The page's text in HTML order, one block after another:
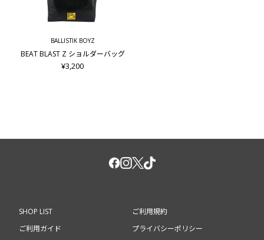
BALLISTIK BOYZ
BEAT BLAST Z ショルダーバッグ
¥3,200
SHOP LIST
ご利用ガイド
ご利用規約
プライバシーポリシー